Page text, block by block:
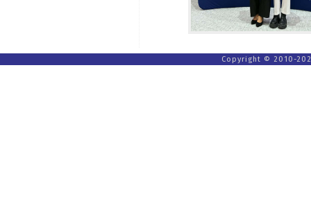
Copyright © 2010-